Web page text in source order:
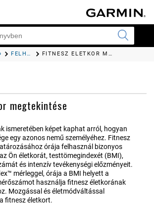
FELHASZ​NÁLÓI PROFIL FITNESZ ÉLETKOR MEGTEKINTÉSE
megtekintése
ismeretében képet kaphat arról, hogyan
egy azonos nemű személyéhez. Fitnesz
órája felhasznál bizonyos
Ön életkorát, testtömegindexét (BMI),
és intenzív tevékenységi előzményeit.
mérleggel, órája a BMI helyett a
használja fitnesz életkorának
Mozgással és életmódváltással
fitnesz életkort.